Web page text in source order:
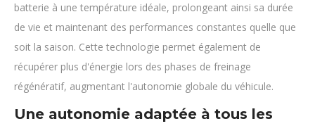
batterie à une température idéale, prolongeant ainsi sa durée
de vie et maintenant des performances constantes quelle que
soit la saison. Cette technologie permet également de
récupérer plus d'énergie lors des phases de freinage
régénératif, augmentant l'autonomie globale du véhicule.
Une autonomie adaptée à tous les